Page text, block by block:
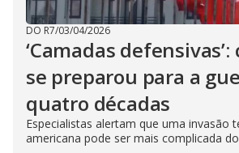
DO R7/03/04/2026
‘Camadas
se preparou para a
quatro décadas
Especialistas alertam que uma invasão
americana pode ser mais complicada